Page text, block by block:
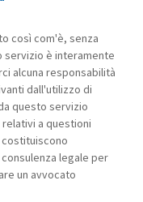
così com'è, senza
servizio è interamente
alcuna responsabilità
dall'utilizzo di
questo servizio
a questioni
legale per
un avvocato